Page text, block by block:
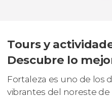
Tours y
Descubre lo
Fortaleza es uno de los
vibrantes del noreste de